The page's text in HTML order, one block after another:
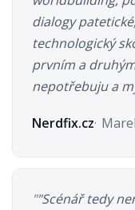
dialogy
technologický
prvním a
nepotřebuju a
Nerdfix.cz
"Scénář tedy